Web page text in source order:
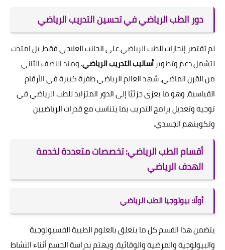
دور الطب الرياضي في تحسين التدريب الرياضي
لم تقتصر إنجازات الطب الرياضي على الجانب العلاجي فقط، بل امتدت
لتشمل دعم وتطويرأساليب التدريب الرياضي. ومنذ النصف الثاني
من القرن الماضي، شهد العالم الرياضي طفرة كبيرة في الأرقام
القياسية، وهو ما يعزى جزئيًا إلى الدور المتزايد للطب الرياضي في
توجيه وتعديل برامج التدريب بما يتناسب مع قدرات الرياضيين
وتكوينهم الجسدي.
أقسام الطب الرياضي: تخصصات متعددة لخدمة
الهدف الرياضي
أولًا: بيولوجيا الطب الرياضي
يتضمن هذا القسم كل ما يتعلق بالعلوم الطبية الفسيولوجية
والبيولوجية والمرضية والوقائية، ويهتم بدراسة الجسم أثناء النشاط